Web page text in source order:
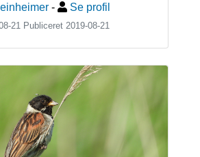
- Se profil
21 Publiceret 2019-08-21